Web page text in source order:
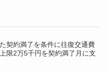
契約満了を条件に往復交通費
限2万5千円を契約満了月に支